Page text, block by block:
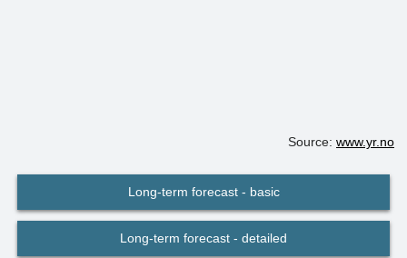
Source: www.yr.no
Long-term forecast - basic
Long-term forecast - detailed